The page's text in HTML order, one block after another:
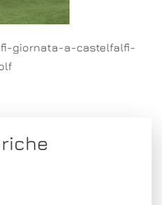
giornata-a-castelfalfi-